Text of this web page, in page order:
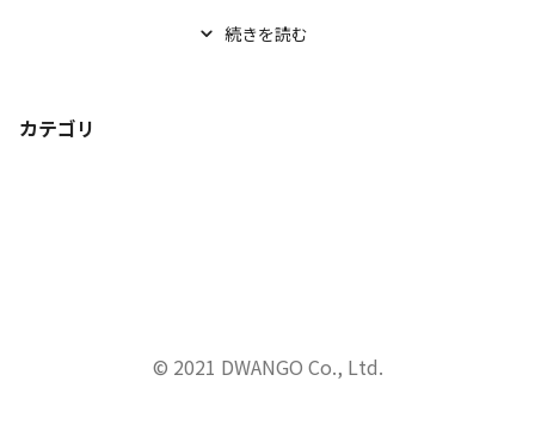
続きを読む
カテゴリ
© 2021 DWANGO Co., Ltd.